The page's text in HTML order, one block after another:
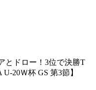
とドロー！3位で決勝T
20Ｗ杯 GS 第3節】